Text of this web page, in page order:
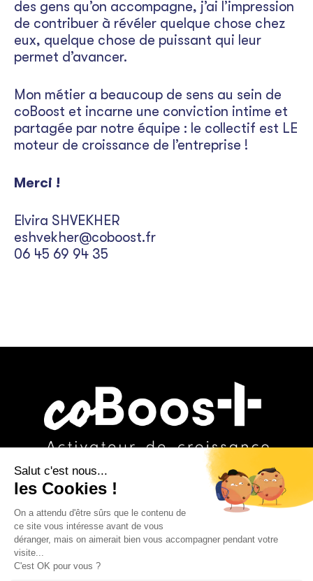
des gens qu’on accompagne, j’ai l’impression
de contribuer à révéler quelque chose chez
eux, quelque chose de puissant qui leur
permet d’avancer.
Mon métier a beaucoup de sens au sein de
coBoost et incarne une conviction intime et
partagée par notre équipe : le collectif est LE
moteur de croissance de l’entreprise !
Merci !
Elvira SHVEKHER
eshvekher@coboost.fr
06 45 69 94 35
GROUPE IRD
POLITIQUE DE CONFIDENTIALITÉ